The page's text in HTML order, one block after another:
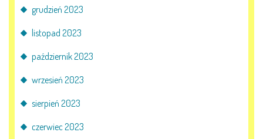
grudzień 2023
listopad 2023
październik 2023
wrzesień 2023
sierpień 2023
czerwiec 2023